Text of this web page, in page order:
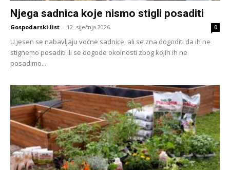
Njega sadnica koje nismo stigli posaditi
Gospodarski list - 12. siječnja 2026. 0
U jesen se nabavljaju voćne sadnice, ali se zna dogoditi da ih ne
stignemo posaditi ili se dogode okolnosti zbog kojih ih ne
posadimo...